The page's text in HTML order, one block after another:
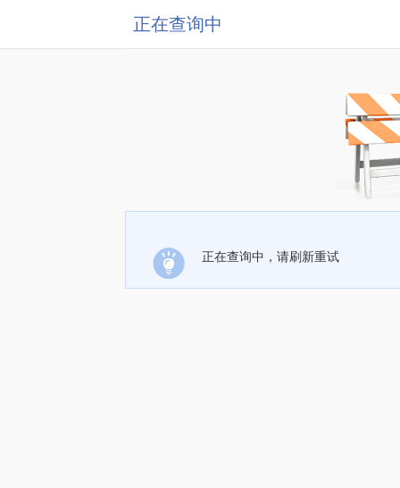
正在查询中
正在查询中，请刷新重试